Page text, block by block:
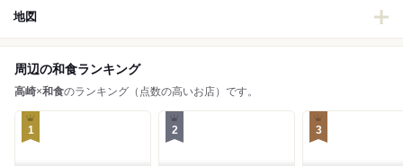
地図
周辺の和食ランキング
高崎×和食のランキング（点数の高いお店）です。
1 2 3